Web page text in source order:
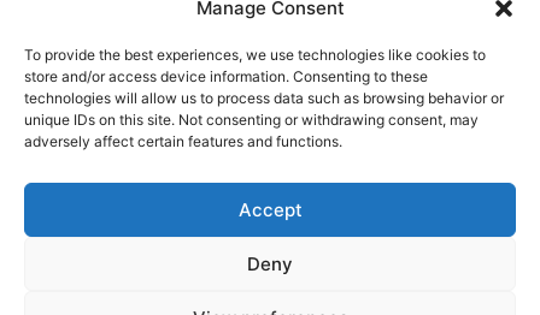
Τήνιων...
Δημοτικό Λιμενικό Ταμείο Τήνου – Άνδρου
© 2026
Manage Consent
To provide the best experiences, we use technologies like cookies to
store and/or access device information. Consenting to these
technologies will allow us to process data such as browsing behavior or
unique IDs on this site. Not consenting or withdrawing consent, may
adversely affect certain features and functions.
Accept
Deny